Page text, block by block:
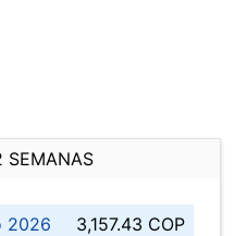
SEMANAS
2026
3,157.43 COP